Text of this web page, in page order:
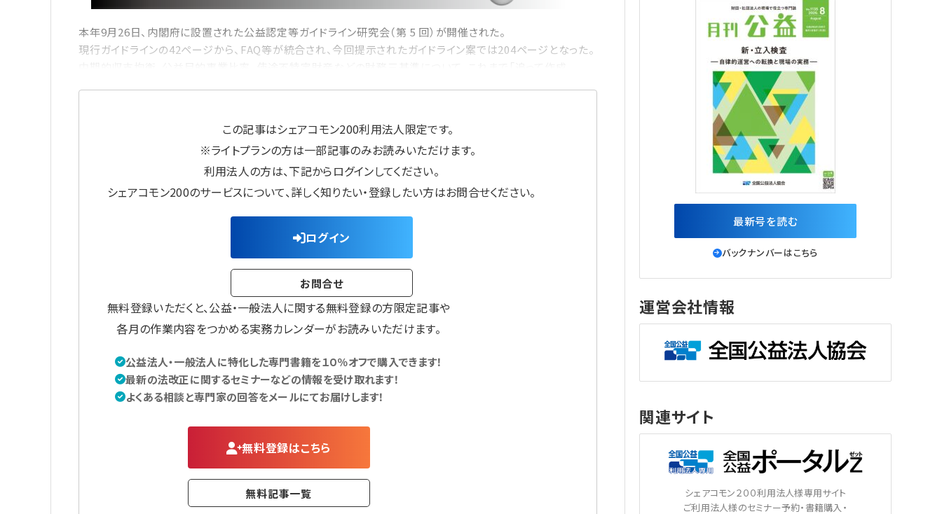
本年9月26日、内閣府に設置された公益認定等ガイドライン研究会（第 5 回）が開催された。
現行ガイドラインの42ページから、FAQ等が統合され、今回提示されたガイドライン案では204ページとなった。
この記事はシェアコモン200利用法人限定です。
※ライトプランの方は一部記事のみお読みいただけます。
利用法人の方は、下記からログインしてください。
シェアコモン200のサービスについて、詳しく知りたい・登録したい方はお問合せください。
ログイン
お問合せ
無料登録いただくと、公益・一般法人に関する無料登録の方限定記事や
各月の作業内容をつかめる実務カレンダーがお読みいただけます。
公益法人・一般法人に特化した専門書籍を１０％オフで購入できます！
最新の法改正に関するセミナーなどの情報を受け取れます！
よくある相談と専門家の回答をメールにてお届けします！
無料登録はこちら
無料記事一覧
最新号を読む
バックナンバーはこちら
運営会社情報
関連サイト
シェアコモン２００利用法人様専用サイト
ご利用法人様のセミナー予約・書籍購入・